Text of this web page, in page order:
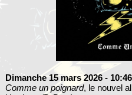
Dimanche 15 mars 2026 - 10:46
Comme un poignard, le nouvel